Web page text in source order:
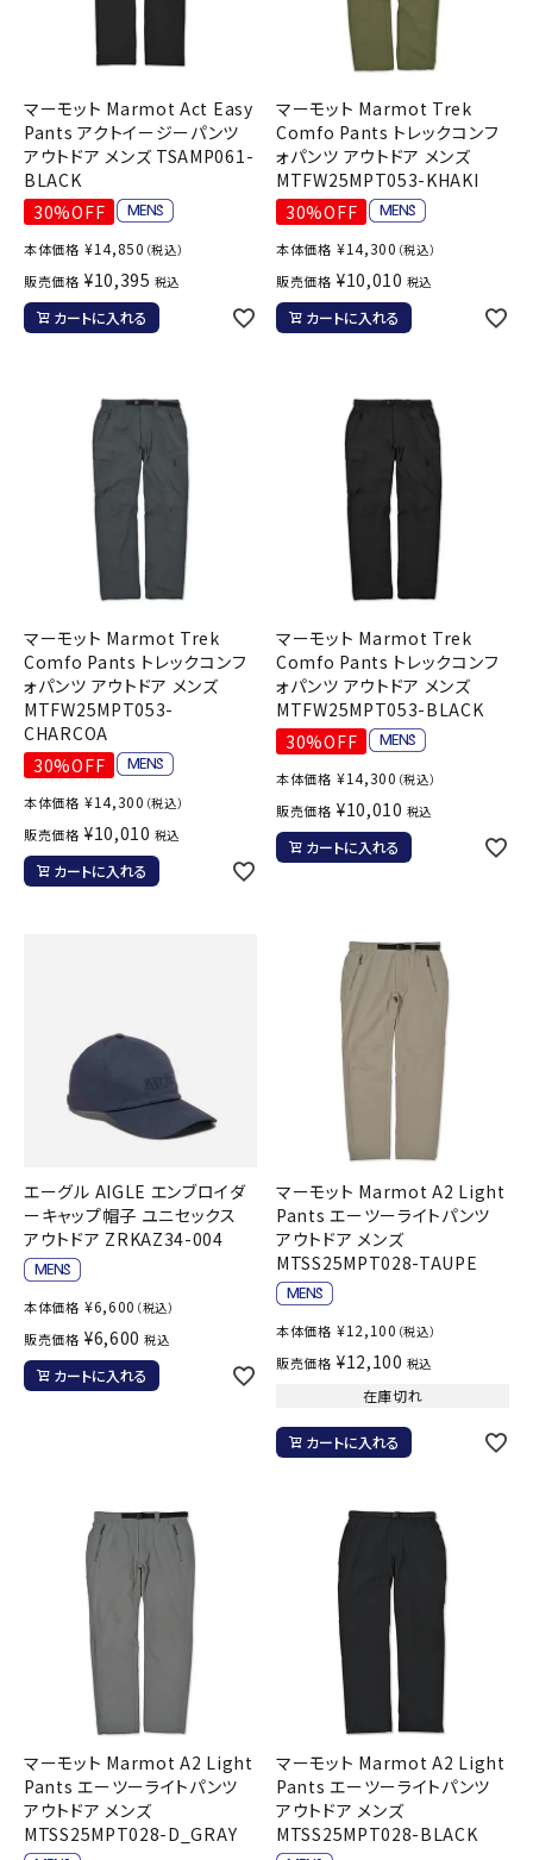
マーモット Marmot Act Easy
Pants アクトイージーパンツ
アウトドア メンズ TSAMP061-
BLACK
30%OFF
本体価格 ¥14,850 （税込）
販売価格 ¥10,395 税込
カートに入れる
マーモット Marmot Trek
Comfo Pants トレックコンフ
ォパンツ アウトドア メンズ
MTFW25MPT053-KHAKI
30%OFF
本体価格 ¥14,300 （税込）
販売価格 ¥10,010 税込
カートに入れる
マーモット Marmot Trek
Comfo Pants トレックコンフ
ォパンツ アウトドア メンズ
MTFW25MPT053-
CHARCOA
30%OFF
本体価格 ¥14,300 （税込）
販売価格 ¥10,010 税込
カートに入れる
マーモット Marmot Trek
Comfo Pants トレックコンフ
ォパンツ アウトドア メンズ
MTFW25MPT053-BLACK
30%OFF
本体価格 ¥14,300 （税込）
販売価格 ¥10,010 税込
カートに入れる
エーグル AIGLE エンブロイダ
ーキャップ帽子 ユニセックス
アウトドア ZRKAZ34-004
本体価格 ¥6,600 （税込）
販売価格 ¥6,600 税込
カートに入れる
マーモット Marmot A2 Light
Pants エーツーライトパンツ
アウトドア メンズ
MTSS25MPT028-TAUPE
本体価格 ¥12,100 （税込）
販売価格 ¥12,100 税込
在庫切れ
カートに入れる
マーモット Marmot A2 Light
Pants エーツーライトパンツ
アウトドア メンズ
MTSS25MPT028-D_GRAY
マーモット Marmot A2 Light
Pants エーツーライトパンツ
アウトドア メンズ
MTSS25MPT028-BLACK